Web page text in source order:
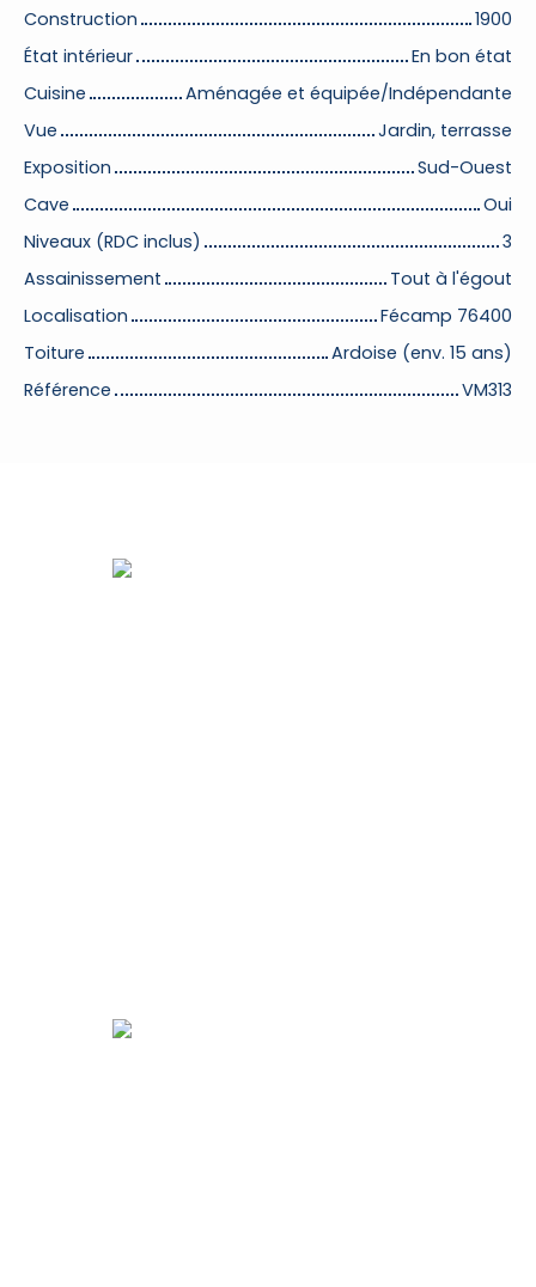
Construction
1900
État intérieur
En bon état
Cuisine
Aménagée et équipée/Indépendante
Vue
Jardin, terrasse
Exposition
Sud-Ouest
Cave
Oui
Niveaux (RDC inclus)
3
Assainissement
Tout à l'égout
Localisation
Fécamp 76400
Toiture
Ardoise (env. 15 ans)
Référence
VM313